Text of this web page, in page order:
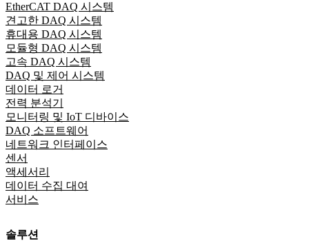
EtherCAT DAQ 시스템
견고한 DAQ 시스템
휴대용 DAQ 시스템
모듈형 DAQ 시스템
고속 DAQ 시스템
DAQ 및 제어 시스템
데이터 로거
전력 분석기
모니터링 및 IoT 디바이스
DAQ 소프트웨어
네트워크 인터페이스
센서
액세서리
데이터 수집 대여
서비스
솔루션